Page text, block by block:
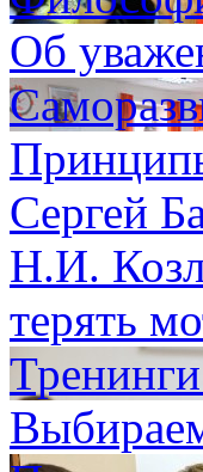
Об
Сергей
Н.И.
терять